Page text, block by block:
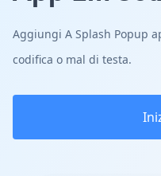
Aggiungi A Splash Popup
codifica o mal di testa.